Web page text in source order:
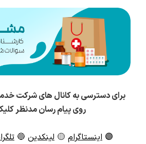
برای دسترسی به کانال های شرکت
روی پیام رسان مدنظر
🟣 اینستاگرام 🟡 لینکدین 🔵